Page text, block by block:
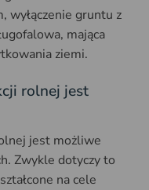
wyłączenie gruntu z
mająca
ziemi.
rolnej jest
jest możliwe
Zwykle dotyczy to
na cele